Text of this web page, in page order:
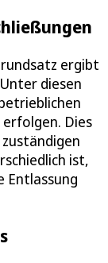
ergibt
diesen
Dies
ist,
Entlassung